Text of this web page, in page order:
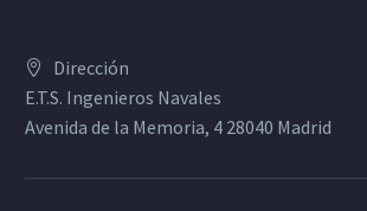
Dirección
E.T.S. Ingenieros Navales
Avenida de la Memoria, 4 28040 Madrid